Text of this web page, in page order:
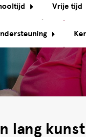
Vrije tijd
lang